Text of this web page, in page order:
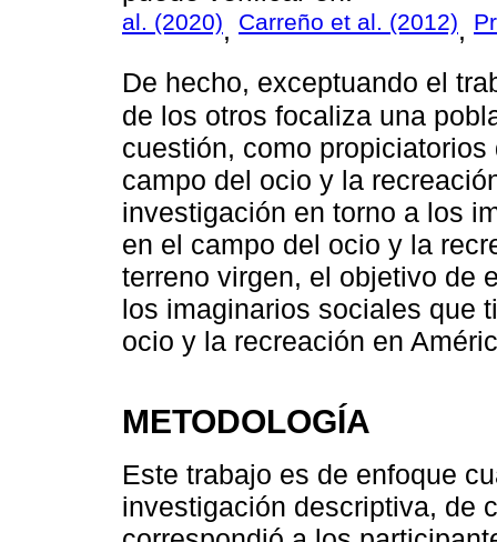
al. (2020), Carreño et al. (2012),
De hecho, exceptuando el
de los otros focaliza una
cuestión, como
campo del ocio y la
investigación en torno a los
en el campo del ocio y la
terreno virgen, el objetivo de
los imaginarios sociales que
ocio y la recreación en
METODOLOGÍA
Este trabajo es de enfoque
investigación descriptiva, de